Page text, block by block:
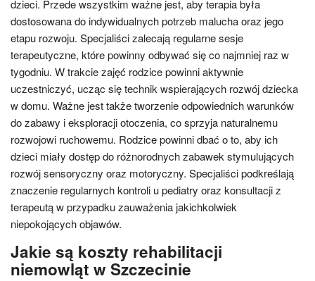
dzieci. Przede wszystkim ważne jest, aby terapia była
dostosowana do indywidualnych potrzeb malucha oraz jego
etapu rozwoju. Specjaliści zalecają regularne sesje
terapeutyczne, które powinny odbywać się co najmniej raz w
tygodniu. W trakcie zajęć rodzice powinni aktywnie
uczestniczyć, ucząc się technik wspierających rozwój dziecka
w domu. Ważne jest także tworzenie odpowiednich warunków
do zabawy i eksploracji otoczenia, co sprzyja naturalnemu
rozwojowi ruchowemu. Rodzice powinni dbać o to, aby ich
dzieci miały dostęp do różnorodnych zabawek stymulujących
rozwój sensoryczny oraz motoryczny. Specjaliści podkreślają
znaczenie regularnych kontroli u pediatry oraz konsultacji z
terapeutą w przypadku zauważenia jakichkolwiek
niepokojących objawów.
Jakie są koszty rehabilitacji
niemowląt w Szczecinie